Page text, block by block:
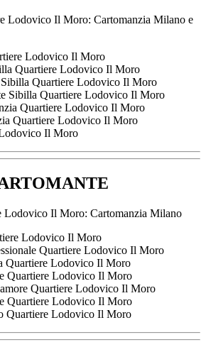
Lodovico Il Moro
Quartiere Lodovico Il Moro
Quartiere Lodovico Il Moro
Sibilla Quartiere Lodovico Il Moro
Quartiere Lodovico Il Moro
Quartiere Lodovico Il Moro
Il Moro
Lodovico Il Moro
Quartiere Lodovico Il Moro
Quartiere Lodovico Il Moro
Quartiere Lodovico Il Moro
Quartiere Lodovico Il Moro
Quartiere Lodovico Il Moro
Quartiere Lodovico Il Moro